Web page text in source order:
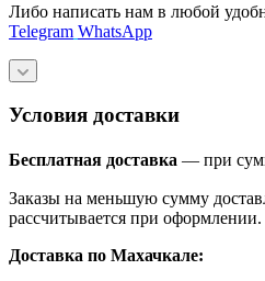
Либо написать нам в любой
Telegram WhatsApp
Условия доставки
Бесплатная доставка — при
Заказы на меньшую сумму
рассчитывается при оформлении.
Доставка по Махачкале: